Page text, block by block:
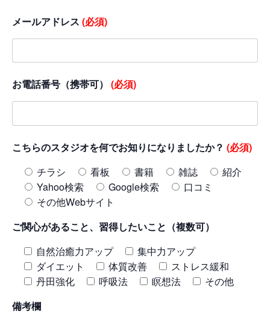
メールアドレス (必須)
お電話番号（携帯可） (必須)
こちらのスタジオを何でお知りになりましたか？ (必須)
チラシ
看板 書籍 雑誌
紹介
Yahoo検索
Google検索
口コミ
その他Webサイト
ご関心があること、習得したいこと（複数可）
自然治癒力アップ
集中力アップ
ダイエット
体質改善
ストレス緩和
丹田強化
呼吸法 瞑想法
その他
備考欄